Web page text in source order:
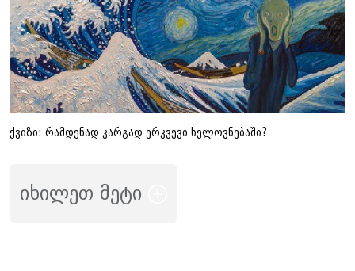
ქვიზი: რამდენად კარგად ერკვევი ხელოვნებაში?
იხილეთ მეტი